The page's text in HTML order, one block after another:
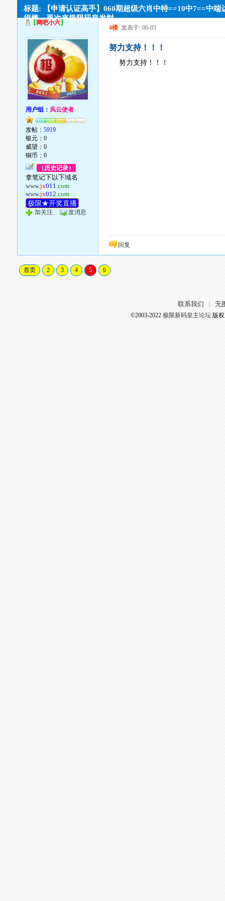
标题: 【申请认证高手】060期超级六肖中特==10中7==中端
很棒。再次来极限码皇发财
【网吧小六】
用户组： 风云使者
发帖：5919
银元：0
威望：0
铜币：0
（历史记录）
拿笔记下以下域名
www.jx011.com
www.jx012.com
极限★开奖直播
加关注 发消息
4楼 发表于: 06-03
努力支持！！！
努力支持！！！
回复
首页 2 3 4 5 6
联系我们 无
©2003-2022 极限新码皇主论坛版权